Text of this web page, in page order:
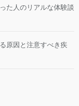
た人のリアルな体験談
原因と注意すべき疾